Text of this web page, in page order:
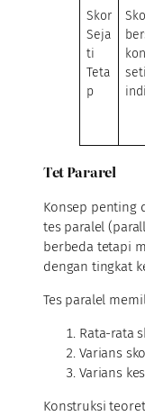
Skor
Seja
ti
Teta
p
Tet Pararel
Konsep penting
tes paralel
berbeda tetapi
dengan tingkat
Tes paralel
Rata-rata
Varians
Varians
Konstruksi